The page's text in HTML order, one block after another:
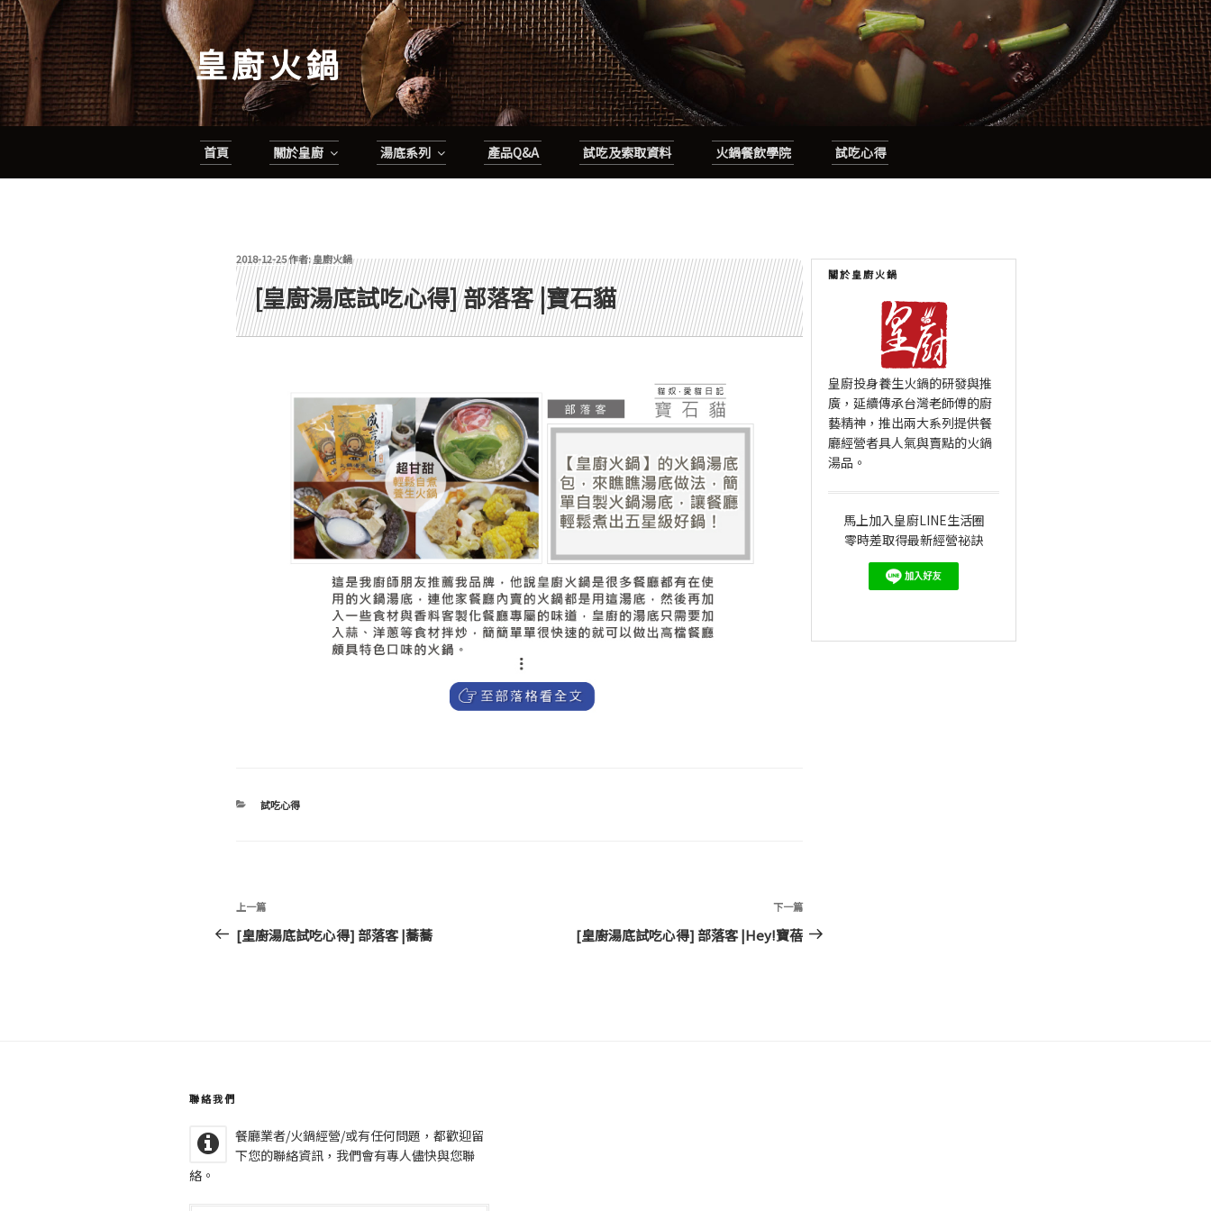
跳
至
主
要
內
容
皇廚火鍋
首頁 關於皇廚 湯底系列 產品Q&A 試吃及索取資料 火鍋餐飲學院 試吃心得
發佈於
2018-12-25作者:皇廚火鍋
[皇廚湯底試吃心得] 部落客 |寶石貓
分
試吃心得
文
章
導
上
一
上一篇
[皇廚湯底試吃心得] 部落客 |蕎蕎
下
一
下一篇
[皇廚湯底試吃心得] 部落客 |Hey!寶蓓
關於皇廚火鍋
皇廚投身養生火鍋的研發與推
廣，延續傳承台灣老師傅的廚
藝精神，推出兩大系列提供餐
廳經營者具人氣與賣點的火鍋
湯品。
馬上加入皇廚LINE生活圈
零時差取得最新經營祕訣
聯絡我們
餐廳業者/火鍋經營/或有任何問題，都歡迎留
下您的聯絡資訊，我們會有專人儘快與您聯
絡。